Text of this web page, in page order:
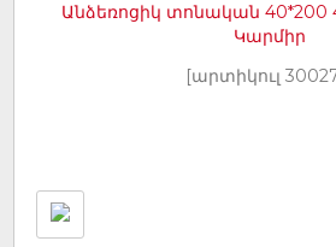
Անձեռոցիկ տոնական 40*200
Կարմիր
[արտիկուլ